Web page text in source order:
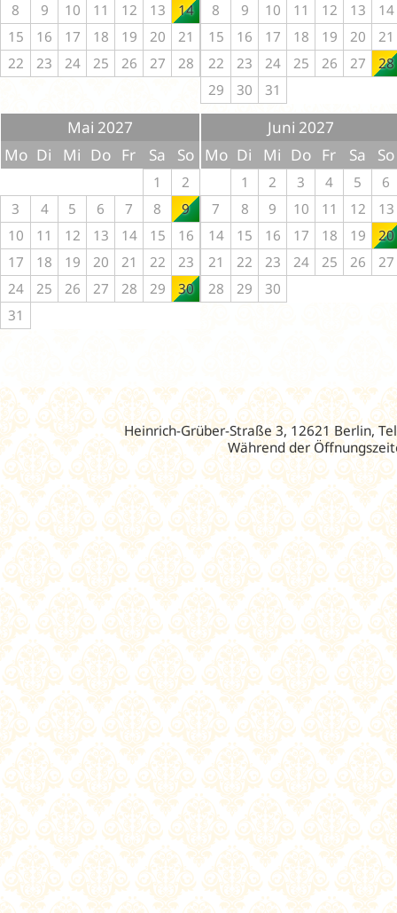
8
9 10 11 12 13
14
15
16 17 18 19 20
21
22
23 24 25 26 27 28
8
9 10 11 12 13
14
15
16 17 18 19 20
21
22
23 24 25 26 27
28
29
30 31
Mai 2027
Mo Di Mi Do Fr Sa So
1
2
3
4 5 6 7 8
9
10
11 12 13 14 15
16
17
18 19 20 21 22
23
24
25 26 27 28 29
30
31
Juni 2027
Mo Di Mi Do Fr Sa So
1 2 3 4 5
6
7
8 9 10 11 12
13
14
15 16 17 18 19
20
21
22 23 24 25 26
27
28
29 30
Heinrich-Grüber-Straße 3, 12621 Berlin,
Während der